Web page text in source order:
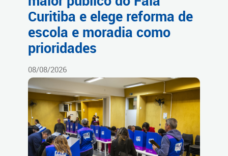
Curitiba e elege reforma de
escola e moradia como
prioridades
08/08/2026